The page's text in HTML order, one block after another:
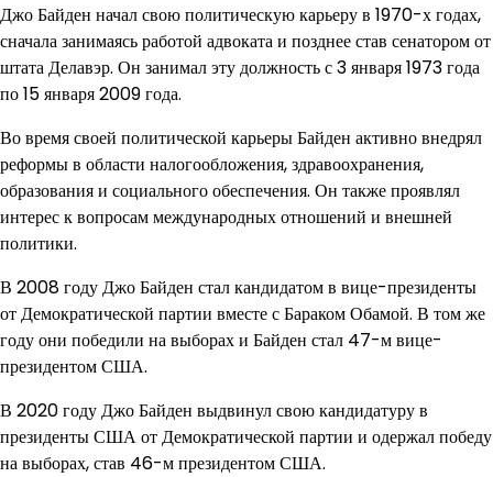
Джо Байден начал свою политическую карьеру в 1970-х годах,
сначала занимаясь работой адвоката и позднее став сенатором от
штата Делавэр. Он занимал эту должность с 3 января 1973 года
по 15 января 2009 года.
Во время своей политической карьеры Байден активно внедрял
реформы в области налогообложения, здравоохранения,
образования и социального обеспечения. Он также проявлял
интерес к вопросам международных отношений и внешней
политики.
В 2008 году Джо Байден стал кандидатом в вице-президенты
от Демократической партии вместе с Бараком Обамой. В том же
году они победили на выборах и Байден стал 47-м вице-
президентом США.
В 2020 году Джо Байден выдвинул свою кандидатуру в
президенты США от Демократической партии и одержал победу
на выборах, став 46-м президентом США.